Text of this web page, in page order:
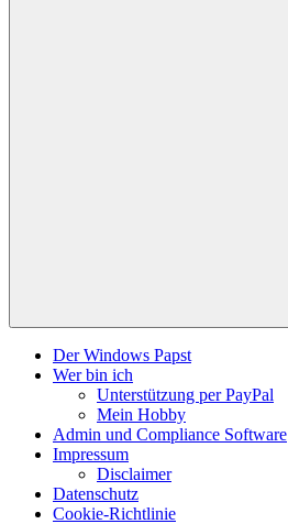
Der Windows Papst
Wer bin ich
Unterstützung per PayPal
Mein Hobby
Admin und Compliance Software
Impressum
Disclaimer
Datenschutz
Cookie-Richtlinie